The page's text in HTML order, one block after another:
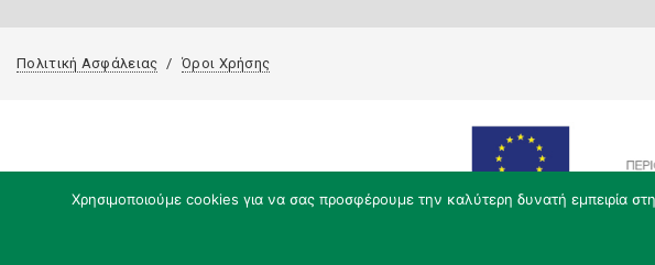
Πολιτική Ασφάλειας Όροι Χρήσης
Χρησιμοποιούμε cookies για να σας προσφέρουμε την καλύτερη δυνατή εμπειρία